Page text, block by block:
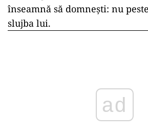
înseamnă să domnești: nu
slujba lui.
ad